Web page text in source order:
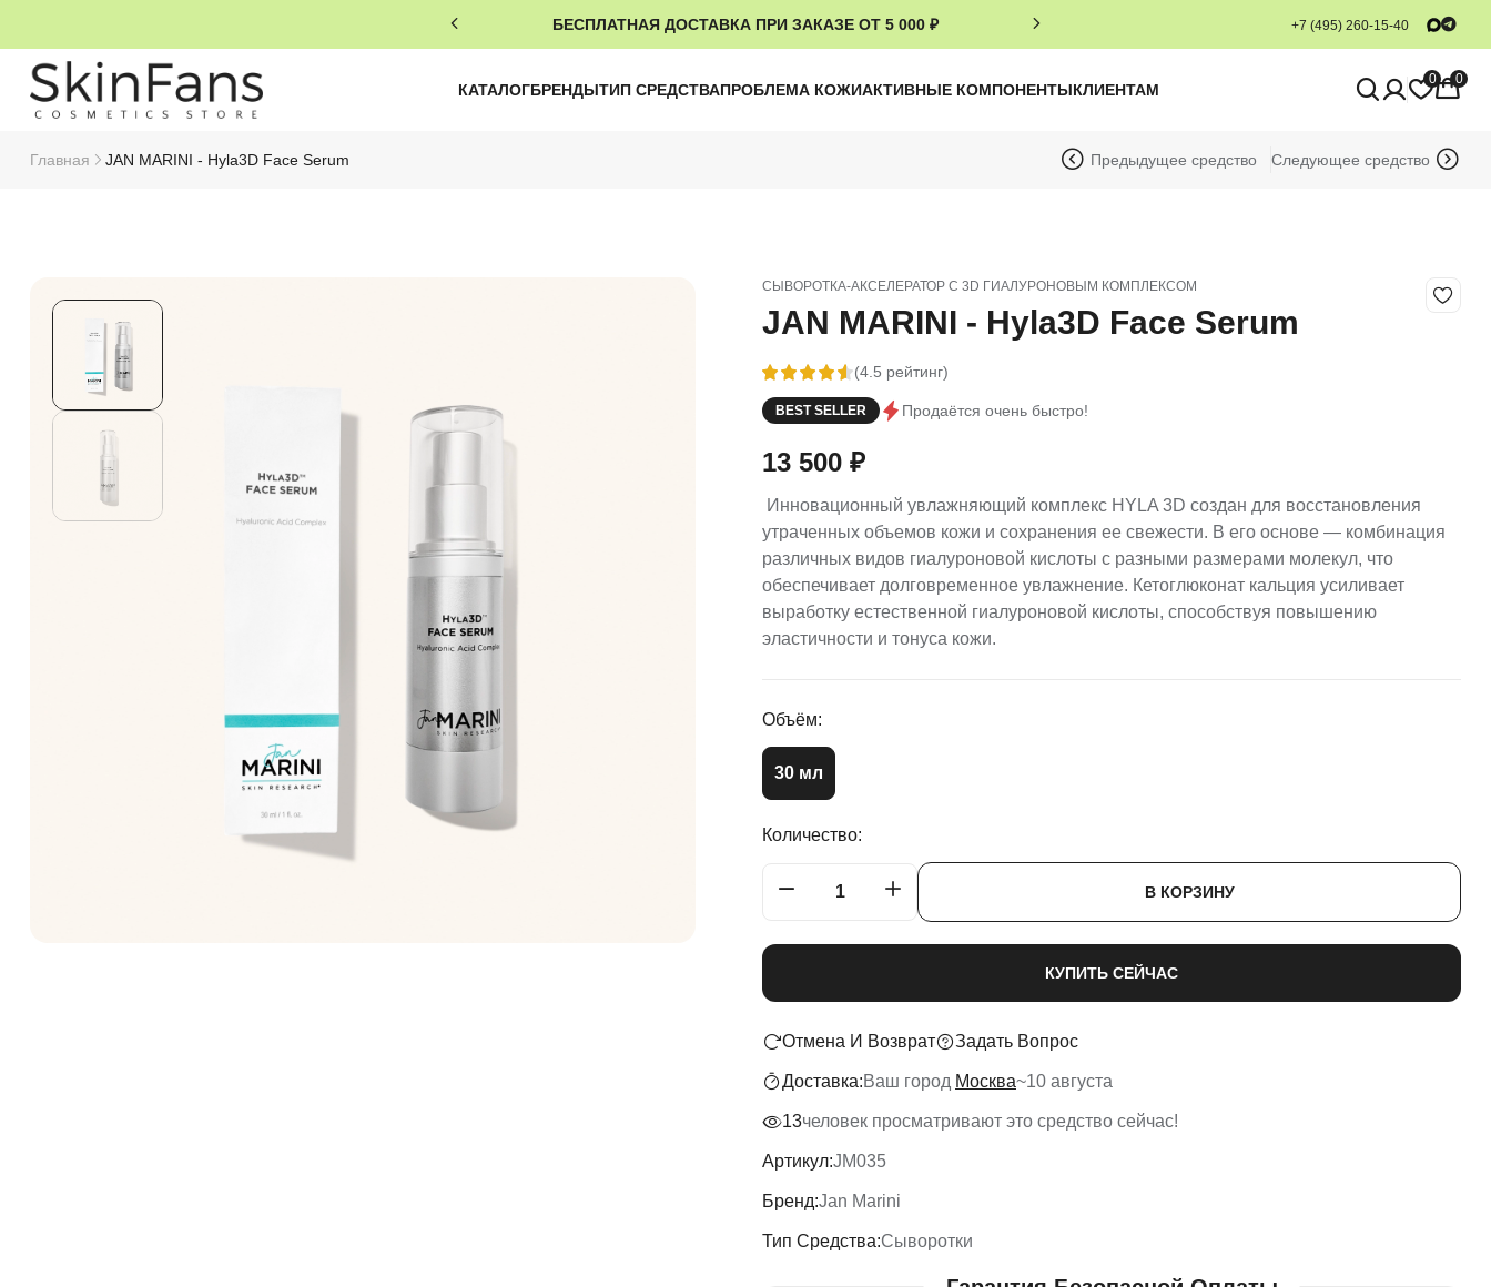
БЕСПЛАТНАЯ ДОСТАВКА ПРИ ЗАКАЗЕ ОТ 5 000 ₽ +7 (495) 260-15-40
КАТАЛОГБРЕНДЫТИП СРЕДСТВАПРОБЛЕМА КОЖИАКТИВНЫЕ КОМПОНЕНТЫКЛИЕНТАМ
0 0
Главная JAN MARINI - Hyla3D Face Serum Предыдущее средство Следующее средство
СЫВОРОТКА-АКСЕЛЕРАТОР С 3D ГИАЛУРОНОВЫМ КОМПЛЕКСОМ
JAN MARINI - Hyla3D Face Serum
(4.5 рейтинг)
BEST SELLER Продаётся очень быстро!
13 500 ₽
Инновационный увлажняющий комплекс HYLA 3D создан для восстановления
утраченных объемов кожи и сохранения ее свежести. В его основе — комбинация
различных видов гиалуроновой кислоты с разными размерами молекул, что
обеспечивает долговременное увлажнение. Кетоглюконат кальция усиливает
выработку естественной гиалуроновой кислоты, способствуя повышению
эластичности и тонуса кожи.
Объём:
30 мл
Количество:
В КОРЗИНУ
КУПИТЬ СЕЙЧАС
Отмена И Возврат Задать Вопрос
Доставка:Ваш город Москва~10 августа
13человек просматривают это средство сейчас!
Артикул:JM035
Бренд:Jan Marini
Тип Средства:Сыворотки